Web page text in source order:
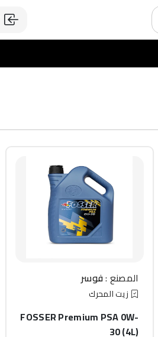
المصنع :فوسر
زيت المحرك
FOSSER Premium PSA 0W-
30 (4L)